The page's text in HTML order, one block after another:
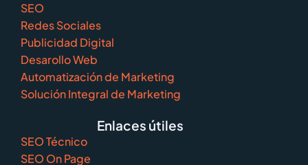
SEO
Redes Sociales
Publicidad Digital
Desarollo Web
Automatización de Marketing
Solución Integral de Marketing
Enlaces útiles
SEO Técnico
SEO On Page